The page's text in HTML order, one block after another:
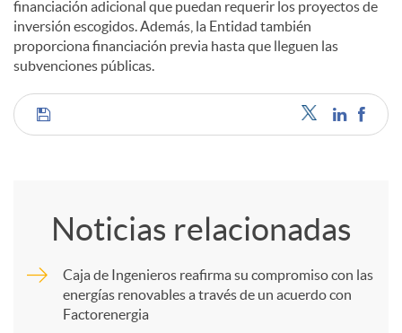
financiación adicional que puedan requerir los proyectos de
inversión escogidos. Además, la Entidad también
proporciona financiación previa hasta que lleguen las
subvenciones públicas.
C
Noticias relacionadas
Caja de Ingenieros reafirma su compromiso con las
energías renovables a través de un acuerdo con
Factorenergia